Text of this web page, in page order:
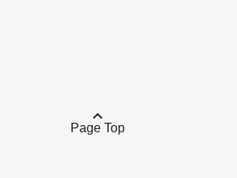
Page Top